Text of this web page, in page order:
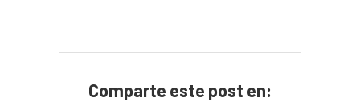
Comparte este post en: